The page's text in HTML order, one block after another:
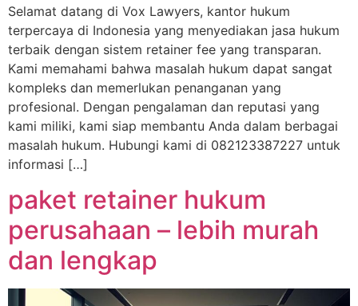
Selamat datang di Vox Lawyers, kantor hukum
terpercaya di Indonesia yang menyediakan jasa hukum
terbaik dengan sistem retainer fee yang transparan.
Kami memahami bahwa masalah hukum dapat sangat
kompleks dan memerlukan penanganan yang
profesional. Dengan pengalaman dan reputasi yang
kami miliki, kami siap membantu Anda dalam berbagai
masalah hukum. Hubungi kami di 082123387227 untuk
informasi […]
paket retainer hukum
perusahaan – lebih murah
dan lengkap